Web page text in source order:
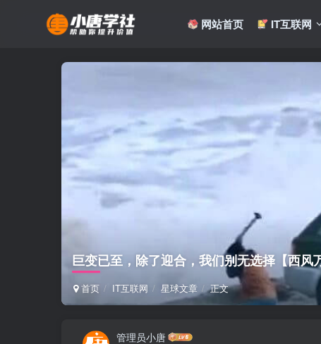
网站首页 IT互联网
巨变已至，除了迎合，我们别无选择【西风
首页 IT互联网 星球文章 正文
管理员小唐